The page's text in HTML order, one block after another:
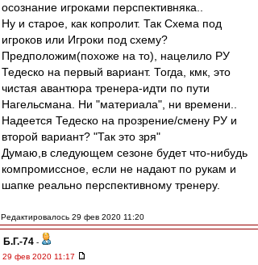
осознание игроками перспективняка..
Ну и старое, как копролит. Так Схема под
игроков или Игроки под схему?
Предположим(похоже на то), нацелило РУ
Тедеско на первый вариант. Тогда, кмк, это
чистая авантюра тренера-идти по пути
Нагельсмана. Ни "материала", ни времени..
Надеется Тедеско на прозрение/смену РУ и
второй вариант? "Так это зря"
Думаю,в следующем сезоне будет что-нибудь
компромиссное, если не надают по рукам и
шапке реально перспективному тренеру.
Редактировалось 29 фев 2020 11:20
Б.Г.-74 -
29 фев 2020 11:17